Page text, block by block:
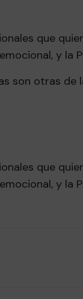
que
y la
son otras
que
y la